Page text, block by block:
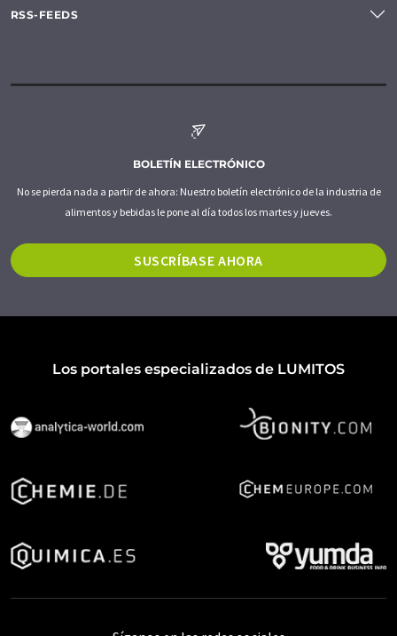
RSS-FEEDS
BOLETÍN ELECTRÓNICO
No se pierda nada a partir de ahora: Nuestro boletín electrónico de la industria de
alimentos y bebidas le pone al día todos los martes y jueves.
SUSCRÍBASE AHORA
Los portales especializados de LUMITOS